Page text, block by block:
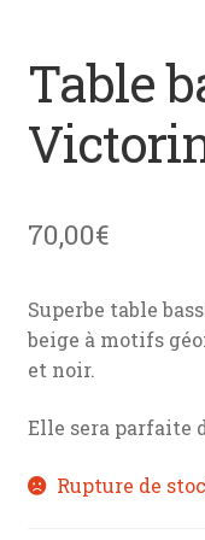
Mon devis
Contact
Table
70,00€
Superbe table
beige à motifs
et noir.
Elle sera parfaite
Rupture de